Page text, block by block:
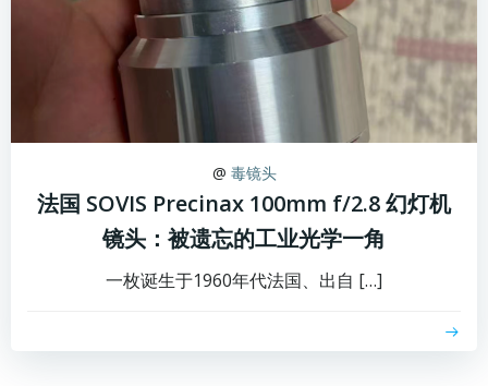
@ 毒镜头
法国 SOVIS Precinax 100mm f/2.8 幻灯机
镜头：被遗忘的工业光学一角
一枚诞生于1960年代法国、出自 […]